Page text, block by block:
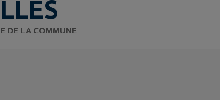
DE LA COMMUNE